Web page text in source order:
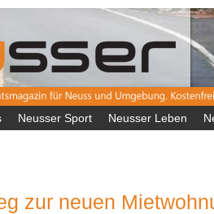
Neusser Sport Neusser Leben
zur neuen